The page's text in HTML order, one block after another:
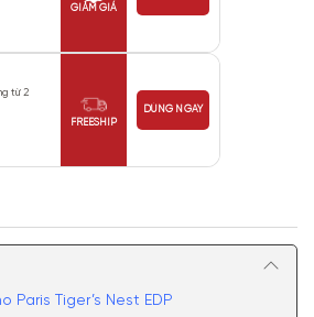
GIẢM GIÁ
từ 2
FREESHIP
DÙNG NGAY
Paris Tiger’s Nest EDP